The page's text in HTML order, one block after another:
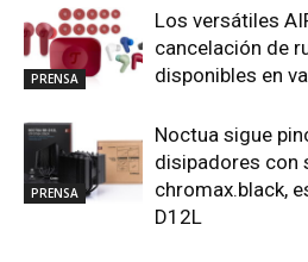
PRENSA
Los versátiles
cancelación de
disponibles en
PRENSA
Noctua sigue
disipadores con
chromax.black,
D12L